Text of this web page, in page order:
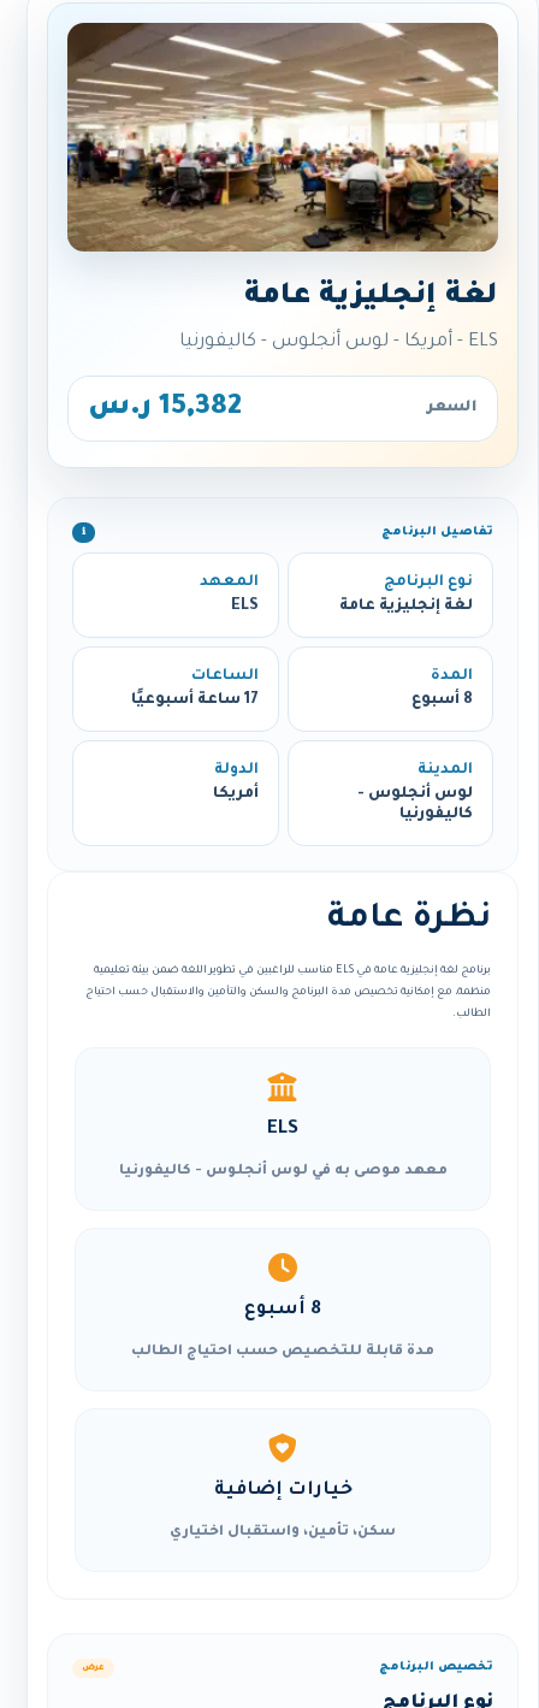
لغة إنجليزية عامة
ELS - أمريكا - لوس أنجلوس - كاليفورنيا
السعر 15,382 ر.س
تفاصيل البرنامج ℹ️
نوع البرنامج
لغة إنجليزية عامة
المعهد
ELS
المدة
8 أسبوع
الساعات
17 ساعة أسبوعيًا
المدينة
لوس أنجلوس -
كاليفورنيا
الدولة
أمريكا
نظرة عامة
برنامج لغة إنجليزية عامة في ELS مناسب للراغبين في تطوير اللغة ضمن بيئة تعليمية
منظمة، مع إمكانية تخصيص مدة البرنامج والسكن والتأمين والاستقبال حسب احتياج
الطالب.
ELS
معهد موصى به في لوس أنجلوس - كاليفورنيا
8 أسبوع
مدة قابلة للتخصيص حسب احتياج الطالب
خيارات إضافية
سكن، تأمين، واستقبال اختياري
تخصيص البرنامج عرض
نوع البرنامج